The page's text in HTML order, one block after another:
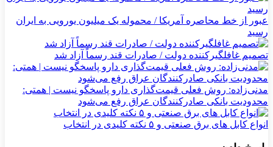
عبور از خط محاصره آمریکا / محموله یک میلیون یورویی به ایران
رسید
تصمیم غافلگیرکننده دولت / صادرات قند رسماً آزاد شد
مدنی‌زاده: روش فعلی قیمت‌گذاری دارو پاسخگو نیست | همتی:
محدودیت بانکی صادرکنندگان عراق رفع می‌شود
انواع کابل های برق صنعتی و ۵ نکته کلیدی در انتخاب